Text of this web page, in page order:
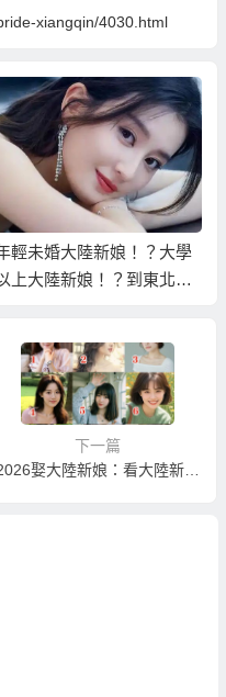
xiangqin/4030.html
輕未婚大陸新娘！？大學
上大陸新娘！？到東北相
下一篇
2026娶大陸新娘：看大陸新娘待嫁佳麗照片資料挑老婆！？一個真正可以不白跑順利娶到滿意伴侶的方式！